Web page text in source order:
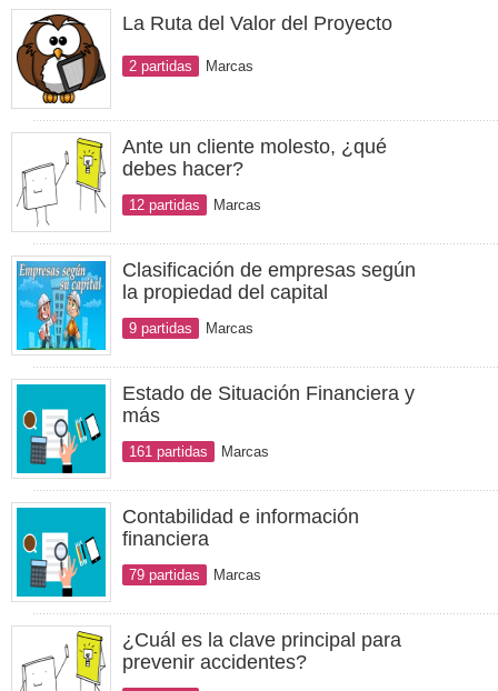
La Ruta del Valor del Proyecto
2 partidas Marcas
Ante un cliente molesto, ¿qué
debes hacer?
12 partidas Marcas
Clasificación de empresas según
la propiedad del capital
9 partidas Marcas
Estado de Situación Financiera y
más
161 partidas Marcas
Contabilidad e información
financiera
79 partidas Marcas
¿Cuál es la clave principal para
prevenir accidentes?